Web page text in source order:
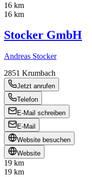
16 km
16 km
Stocker GmbH
Andreas Stocker
2851 Krumbach
Jetzt anrufen
Telefon
E-Mail schreiben
E-Mail
Website besuchen
Website
19 km
19 km